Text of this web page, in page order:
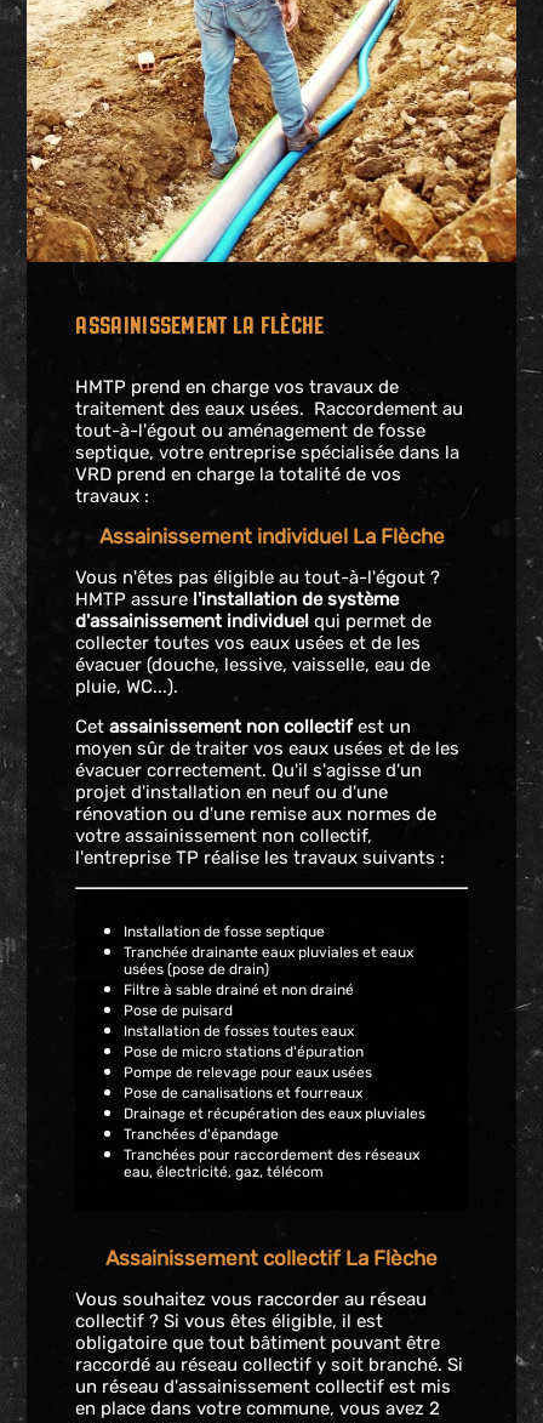
ASSAINISSEMENT LA FLÈCHE
HMTP prend en charge vos travaux de
traitement des eaux usées. Raccordement au
tout-à-l'égout ou aménagement de fosse
septique, votre entreprise spécialisée dans la
VRD prend en charge la totalité de vos
travaux :
Assainissement individuel La Flèche
Vous n'êtes pas éligible au tout-à-l'égout ?
HMTP assure l'installation de système
d'assainissement individuel qui permet de
collecter toutes vos eaux usées et de les
évacuer (douche, lessive, vaisselle, eau de
pluie, WC...).
Cetassainissement non collectifest un
moyen sûr de traiter vos eaux usées et de les
évacuer correctement. Qu'il s'agisse d'un
projet d'installation en neuf ou d'une
rénovation ou d'une remise aux normes de
votre assainissement non collectif,
l'entreprise TP réalise les travaux suivants :
Installation de fosse septique
Tranchée drainante eaux pluviales et eaux
usées (pose de drain)
Filtre à sable drainé et non drainé
Pose de puisard
Installation de fosses toutes eaux
Pose de micro stations d'épuration
Pompe de relevage pour eaux usées
Pose de canalisations et fourreaux
Drainage et récupération des eaux pluviales
Tranchées d'épandage
Tranchées pour raccordement des réseaux
eau, électricité, gaz, télécom
Assainissement collectif La Flèche
Vous souhaitez vous raccorder au réseau
collectif ? Si vous êtes éligible, il est
obligatoire que tout bâtiment pouvant être
raccordé au réseau collectif y soit branché. Si
un réseau d'assainissement collectif est mis
en place dans votre commune, vous avez 2